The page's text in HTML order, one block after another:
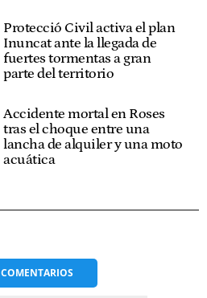
Protecció Civil activa el plan
Inuncat ante la llegada de
fuertes tormentas a gran
parte del territorio
Accidente mortal en Roses
tras el choque entre una
lancha de alquiler y una moto
acuática
COMENTARIOS